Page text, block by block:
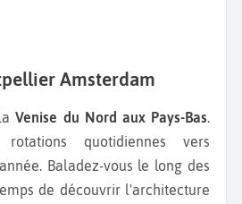
Amsterdam
laVenise du Nord aux Pays-Bas.
quotidiennes vers
Baladez-vous le long des
de découvrir l'architecture